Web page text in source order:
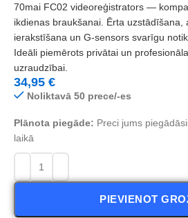
70mai FC02 videoreģistrators —
ikdienas braukšanai. Ērta uzstādīšana,
ierakstīšana un G-sensors svarīgu
Ideāli piemērots privātai un
uzraudzībai.
34,95 €
Noliktavā 50 prece/-es
Plānota piegāde: Preci jums
laikā
PIEVIENOT